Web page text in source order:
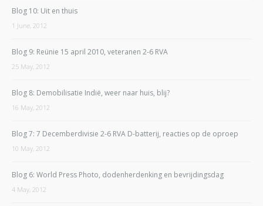
Blog 10: Uit en thuis
1 June, 2012
Blog 9: Reünie 15 april 2010, veteranen 2-6 RVA
25 May, 2012
Blog 8: Demobilisatie Indië, weer naar huis, blij?
16 May, 2012
Blog 7: 7 Decemberdivisie 2-6 RVA D-batterij, reacties op de oproep
10 May, 2012
Blog 6: World Press Photo, dodenherdenking en bevrijdingsdag
4 May, 2012